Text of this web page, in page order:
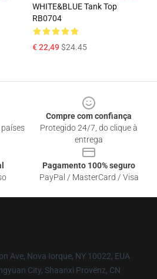
WHITE&BLUE Tank Top
RB0704
€ 22,49$24.45
Compre com confiança
Protegido 24/7, do clique à
entrega
Pagamento 100% seguro
PayPal / MasterCard / Visa
Ave, Nova Iorque, NY 10022, EUA
City, Shaanxi Provënz, CN